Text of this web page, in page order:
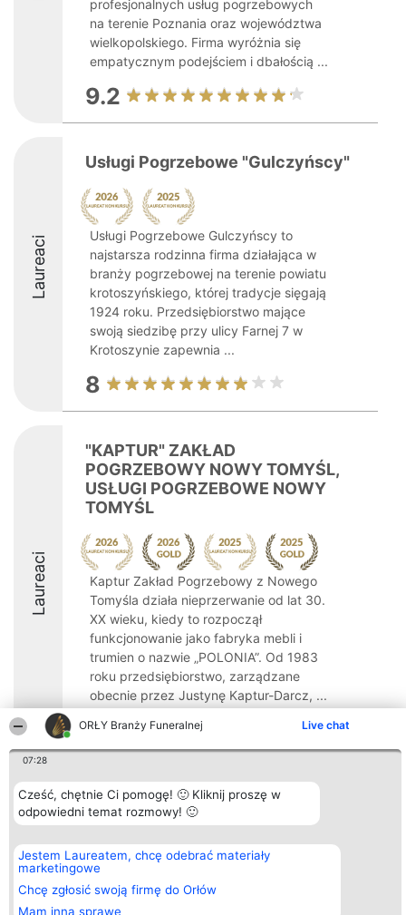
ORŁY Branży Funeralnej Live chat
07:28
Cześć, chętnie Ci pomogę! 🙂 Kliknij proszę w
odpowiedni temat rozmowy! 🙂
Jestem Laureatem, chcę odebrać materiały
marketingowe
Chcę zgłosić swoją firmę do Orłów
Mam inną sprawę
profesjonalnych usług pogrzebowych
na terenie Poznania oraz województwa
wielkopolskiego. Firma wyróżnia się
empatycznym podejściem i dbałością ...
9.2
Laureaci
Usługi Pogrzebowe "Gulczyńscy"
Usługi Pogrzebowe Gulczyńscy to
najstarsza rodzinna firma działająca w
branży pogrzebowej na terenie powiatu
krotoszyńskiego, której tradycje sięgają
1924 roku. Przedsiębiorstwo mające
swoją siedzibę przy ulicy Farnej 7 w
Krotoszynie zapewnia ...
8
Laureaci
"KAPTUR" ZAKŁAD
POGRZEBOWY NOWY TOMYŚL,
USŁUGI POGRZEBOWE NOWY
TOMYŚL
Kaptur Zakład Pogrzebowy z Nowego
Tomyśla działa nieprzerwanie od lat 30.
XX wieku, kiedy to rozpoczął
funkcjonowanie jako fabryka mebli i
trumien o nazwie „POLONIA”. Od 1983
roku przedsiębiorstwo, zarządzane
obecnie przez Justynę Kaptur-Darcz, ...
9.4
Organizator plebiscytu
Bright Side Solutions sp. z o.
o. sp. k.
Wrocław 50-079
KRS 0000749100 | Regon
381313360 | NIP 8943132676
+48 508 492 400
Plebiscyt
Laureaci
Lista
Laureatów
Zasady
Polityka
Kontakt